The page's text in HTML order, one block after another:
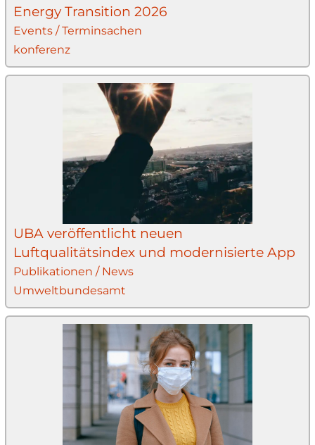
Energy Transition 2026
Events / Terminsachen
konferenz
UBA veröffentlicht neuen
Luftqualitätsindex und modernisierte App
Publikationen / News
Umweltbundesamt